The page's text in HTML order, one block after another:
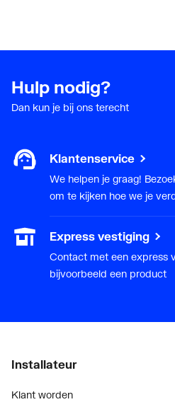
Hulp nodig?
Dan kun je bij ons terecht
Klantenservice
We helpen je graag!
om te kijken hoe we je
Express vestiging
Contact met een express
bijvoorbeeld een product
Installateur
Klant worden